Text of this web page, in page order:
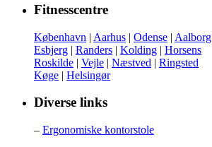
Fitnesscentre
København | Aarhus | Odense | Aalborg
Esbjerg | Randers | Kolding | Horsens
Roskilde | Vejle | Næstved | Ringsted
Køge | Helsingør
Diverse links
– Ergonomiske kontorstole